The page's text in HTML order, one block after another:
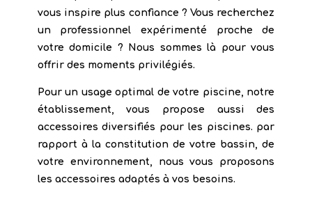
vous inspire plus confiance ? Vous recherchez
un professionnel expérimenté proche de
votre domicile ? Nous sommes là pour vous
offrir des moments privilégiés.
Pour un usage optimal de votre piscine, notre
établissement, vous propose aussi des
accessoires diversifiés pour les piscines. par
rapport à la constitution de votre bassin, de
votre environnement, nous vous proposons
les accessoires adaptés à vos besoins.